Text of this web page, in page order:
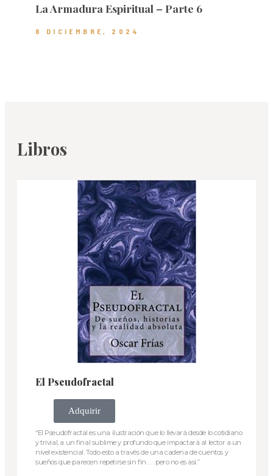
La Armadura Espiritual – Parte 6
8 DICIEMBRE, 2024
Libros
El Pseudofractal
Adquirir
“El Pseudofractal es una ilustración que lo llevará desde lo cotidiano
y trivial, a un final sublime y profundo que impactará al lector a un
nivel existencial. Todo esto a través de una cadena de cuentos y
sueños que parecen repetirse sin fin . . . pero no es así.”